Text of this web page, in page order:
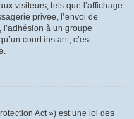
visiteurs, tels que l’affichage
privée, l’envoi de
à un groupe
court instant, c’est
Act ») est une loi des